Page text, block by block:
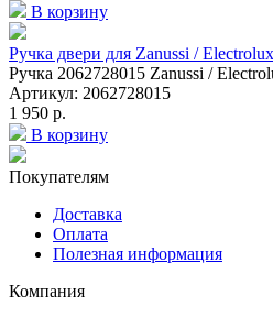
В корзину
Ручка двери для Zanussi /
Ручка 2062728015 Zanussi /
Артикул: 2062728015
1 950 р.
В корзину
Покупателям
Доставка
Оплата
Полезная информация
Компания